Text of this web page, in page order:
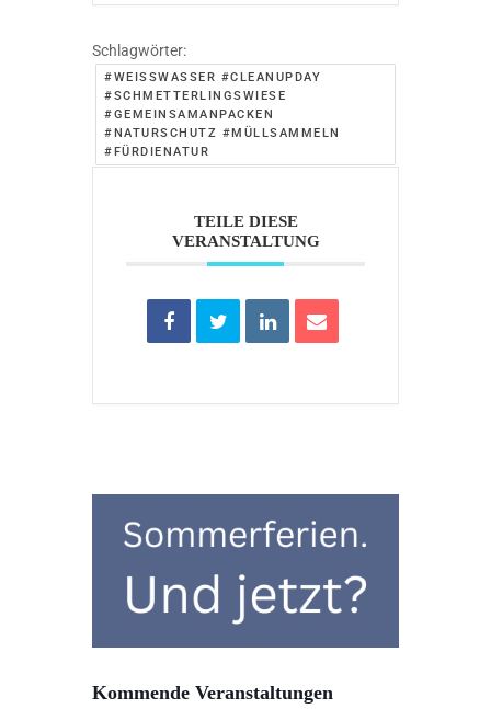
Schlagwörter:
#WEISSWASSER #CLEANUPDAY #
SCHMETTERLINGSWIESE #
GEMEINSAMANPACKEN #
NATURSCHUTZ #MÜLLSAMMELN #
FÜRDIENATUR
TEILE DIESE
VERANSTALTUNG
Kommende Veranstaltungen